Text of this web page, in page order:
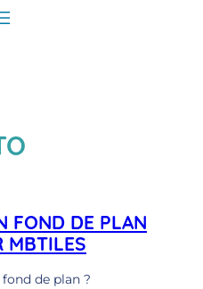
FOND DE PLAN
MBTILES
de plan ?